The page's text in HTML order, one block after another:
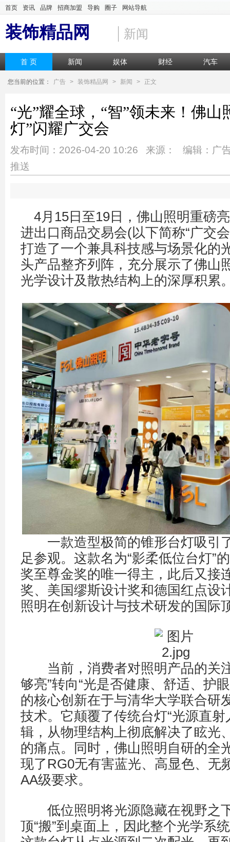
首页 资讯 品牌 招商加盟 导购 圈子 网站导航
装饰精品网 新闻
首 页 新闻 娱体 财经 汽车
您当前的位置： 广告 > 装饰精品网 > 新闻 > 正文
“光”耀全球，“智”领未来！佛山
灯”闪耀广交会
发布时间：2026-04-20 10:26 来源： 编辑：广
推送
4月15日至19日，佛山照明重磅
进出口商品交易会(以下简称“广交
打造了一个兼具科技感与场景化的
头产品整齐列阵，充分展示了佛山
光学设计及散热结构上的深厚积累
一款造型极简的锥形台灯吸引
足参观。这款名为“影柔低位台灯”
奖至尊金奖的唯一得主，此后又接
奖、美国缪斯设计奖和德国红点设
照明在创新设计与技术研发的国际
当前，消费者对照明产品的关
够亮”转向“光是否健康、舒适、护
的核心创新在于与清华大学联合研
技术。它颠覆了传统台灯“光源直射
辑，从物理结构上彻底解决了眩光
的痛点。同时，佛山照明自研的全
现了RG0无有害蓝光、高显色、无
AA级要求。
低位照明将光源隐藏在视野之
顶“搬”到桌面上，因此整个光学系